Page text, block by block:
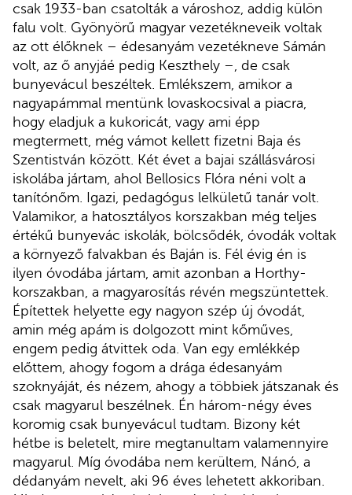
csak 1933-ban csatolták a városhoz, addig külön
falu volt. Gyönyörű magyar vezetékneveik voltak
az ott élőknek – édesanyám vezetékneve Sámán
volt, az ő anyjáé pedig Keszthely –, de csak
bunyevácul beszéltek. Emlékszem, amikor a
nagyapámmal mentünk lovaskocsival a piacra,
hogy eladjuk a kukoricát, vagy ami épp
megtermett, még vámot kellett fizetni Baja és
Szentistván között. Két évet a bajai szállásvárosi
iskolába jártam, ahol Bellosics Flóra néni volt a
tanítónőm. Igazi, pedagógus lelkületű tanár volt.
Valamikor, a hatosztályos korszakban még teljes
értékű bunyevác iskolák, bölcsődék, óvodák voltak
a környező falvakban és Baján is. Fél évig én is
ilyen óvodába jártam, amit azonban a Horthy-
korszakban, a magyarosítás révén megszüntettek.
Építettek helyette egy nagyon szép új óvodát,
amin még apám is dolgozott mint kőműves,
engem pedig átvittek oda. Van egy emlékkép
előttem, ahogy fogom a drága édesanyám
szoknyáját, és nézem, ahogy a többiek játszanak és
csak magyarul beszélnek. Én három-négy éves
koromig csak bunyevácul tudtam. Bizony két
hétbe is beletelt, mire megtanultam valamennyire
magyarul. Míg óvodába nem kerültem, Nánó, a
dédanyám nevelt, aki 96 éves lehetett akkoriban.